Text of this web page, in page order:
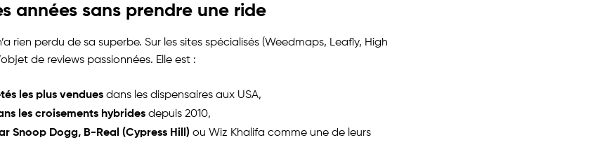
années sans prendre une ride
rien perdu de sa superbe. Sur les sites spécialisés (Weedmaps, Leafly, High
de reviews passionnées. Elle est :
les plus venduesdans les dispensaires aux USA,
les croisements hybridesdepuis 2010,
Snoop Dogg, B-Real (Cypress Hill) ou Wiz Khalifa comme une de leurs